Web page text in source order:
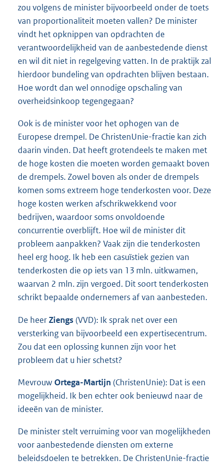
zou volgens de minister bijvoorbeeld onder de toets
van proportionaliteit moeten vallen? De minister
vindt het opknippen van opdrachten de
verantwoordelijkheid van de aanbestedende dienst
en wil dit niet in regelgeving vatten. In de praktijk zal
hierdoor bundeling van opdrachten blijven bestaan.
Hoe wordt dan wel onnodige opschaling van
overheidsinkoop tegengegaan?
Ook is de minister voor het ophogen van de
Europese drempel. De ChristenUnie-fractie kan zich
daarin vinden. Dat heeft grotendeels te maken met
de hoge kosten die moeten worden gemaakt boven
de drempels. Zowel boven als onder de drempels
komen soms extreem hoge tenderkosten voor. Deze
hoge kosten werken afschrikwekkend voor
bedrijven, waardoor soms onvoldoende
concurrentie overblijft. Hoe wil de minister dit
probleem aanpakken? Vaak zijn die tenderkosten
heel erg hoog. Ik heb een casuïstiek gezien van
tenderkosten die op iets van 13 mln. uitkwamen,
waarvan 2 mln. zijn vergoed. Dit soort tenderkosten
schrikt bepaalde ondernemers af van aanbesteden.
De heerZiengs (VVD): Ik sprak net over een
versterking van bijvoorbeeld een expertisecentrum.
Zou dat een oplossing kunnen zijn voor het
probleem dat u hier schetst?
MevrouwOrtega-Martijn (ChristenUnie): Dat is een
mogelijkheid. Ik ben echter ook benieuwd naar de
ideeën van de minister.
De minister stelt verruiming voor van mogelijkheden
voor aanbestedende diensten om externe
beleidsdoelen te betrekken. De ChristenUnie-fractie